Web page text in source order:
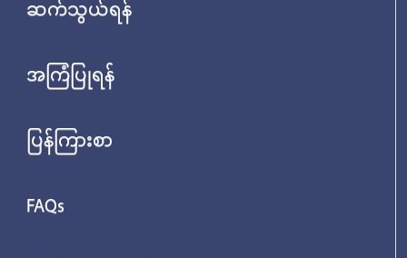
ဆက်သွယ်ရန်
အကြံပြုရန်
ပြန်ကြားစာ
FAQs